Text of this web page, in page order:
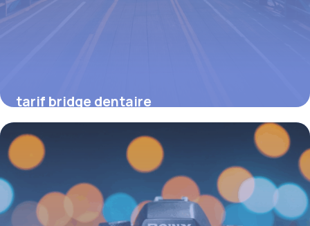
tarif bridge dentaire
16 juin 2026